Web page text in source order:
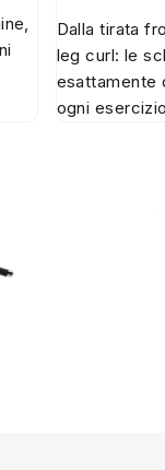
Dalla tirata
leg curl: le
esattamente
ogni